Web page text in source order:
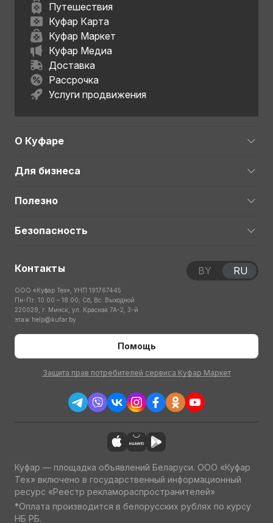
Путешествия
Куфар Карта
Куфар Маркет
Куфар Медиа
Доставка
Рассрочка
Услуги продвижения
О Куфаре
Для бизнеса
Полезно
Безопасность
Контакты
ООО «Куфар Тех», УНП 191767445
Пн-Пт: 10:00 – 18:00; Сб, Вс: Выходной
220029, г. Минск, ул. Красная 7А-2, 3-й
этаж help@kufar.by
Помощь
Защита прав потребителей сервиса Куфар Маркет
BY RU
Куфар — площадка объявлений Беларуси. ООО «Куфар
Тех» включено в государственный информационный
ресурс «Реестр рекламораспространителей»
*Оплата производится в белорусских рублях по курсу
НБ РБ.